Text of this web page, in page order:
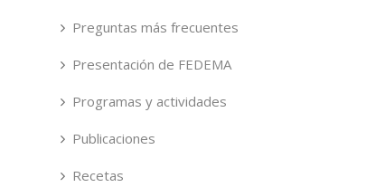
Preguntas más frecuentes
Presentación de FEDEMA
Programas y actividades
Publicaciones
Recetas